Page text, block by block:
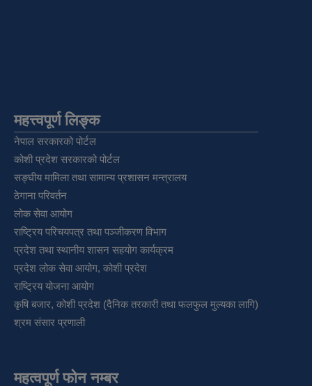
महत्त्वपूर्ण लिङ्क
नेपाल सरकारको पोर्टल
कोशी प्रदेश सरकारको पोर्टल
सङ्‍घीय मामिला तथा सामान्य प्रशासन मन्त्रालय
ठेगाना परिवर्तन
लोक सेवा आयोग
राष्ट्रिय परिचयपत्र तथा पञ्‍जीकरण विभाग
प्रदेश तथा स्थानीय शासन सहयोग कार्यक्रम
प्रदेश लोक सेवा आयोग, कोशी प्रदेश
राष्ट्रिय योजना आयोग
कृषि बजार, कोशी प्रदेश (दैनिक तरकारी तथा फलफुल मुल्यका लागि)
श्रम संसार प्रणाली
महत्वपूर्ण फोन नम्बर